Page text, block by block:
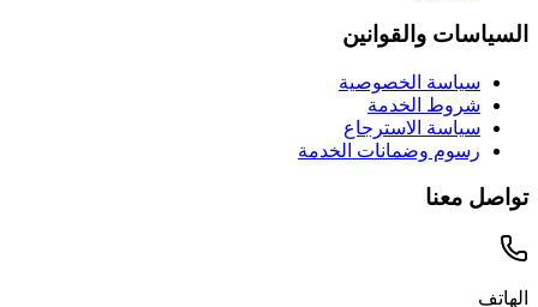
السياسات والقوانين
سياسة الخصوصية
شروط الخدمة
سياسة الاسترجاع
رسوم وضمانات الخدمة
تواصل معنا
الهاتف